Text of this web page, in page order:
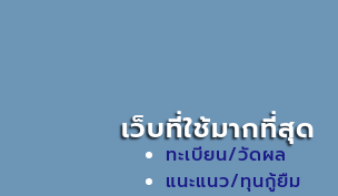
เว็บที่ใช้มากที่สุด
ทะเบียน/วัดผล
แนะแนว/ทุนกู้ยืม